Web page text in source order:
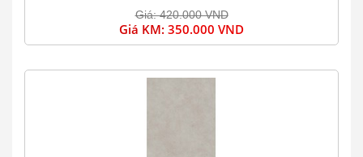
Giá: 420.000 VND
Giá KM: 350.000 VND